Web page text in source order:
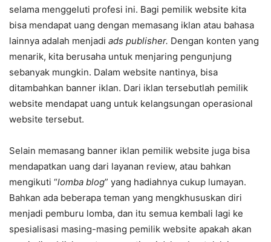
selama menggeluti profesi ini. Bagi pemilik website kita
bisa mendapat uang dengan memasang iklan atau bahasa
lainnya adalah menjadi ads publisher. Dengan konten yang
menarik, kita berusaha untuk menjaring pengunjung
sebanyak mungkin. Dalam website nantinya, bisa
ditambahkan banner iklan. Dari iklan tersebutlah pemilik
website mendapat uang untuk kelangsungan operasional
website tersebut.
Selain memasang banner iklan pemilik website juga bisa
mendapatkan uang dari layanan review, atau bahkan
mengikuti “lomba blog” yang hadiahnya cukup lumayan.
Bahkan ada beberapa teman yang mengkhususkan diri
menjadi pemburu lomba, dan itu semua kembali lagi ke
spesialisasi masing-masing pemilik website apakah akan